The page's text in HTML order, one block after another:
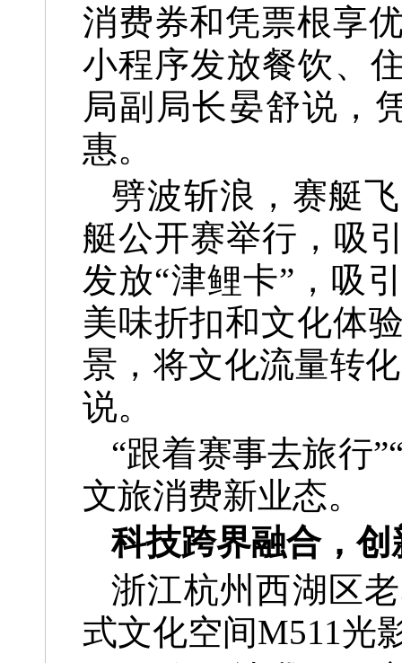
消费券和凭票根享
小程序发放餐饮、
局副局长晏舒说，
惠。
劈波斩浪，赛艇
艇公开赛举行，吸
发放“津鲤卡”，吸
美味折扣和文化体
景，将文化流量转
说。
“跟着赛事去旅行
文旅消费新业态。
科技跨界融合，
浙江杭州西湖区
式文化空间M511光